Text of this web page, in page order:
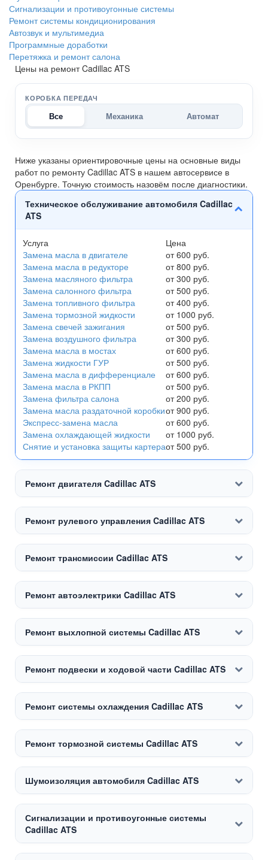
Сигнализации и противоугонные системы
Ремонт системы кондиционирования
Автозвук и мультимедиа
Программные доработки
Перетяжка и ремонт салона
Цены на ремонт Cadillac ATS
КОРОБКА ПЕРЕДАЧ
Все Механика Автомат
Ниже указаны ориентировочные цены на основные виды
работ по ремонту Cadillac ATS в нашем автосервисе в
Оренбурге. Точную стоимость назовём после диагностики.
Техническое обслуживание автомобиля Cadillac
ATS
Услуга
Цена
Замена масла в двигателе
от 600 руб.
Замена масла в редукторе
от 800 руб.
Замена масляного фильтра
от 300 руб.
Замена салонного фильтра
от 500 руб.
Замена топливного фильтра
от 400 руб.
Замена тормозной жидкости
от 1000 руб.
Замена свечей зажигания
от 500 руб.
Замена воздушного фильтра
от 300 руб.
Замена масла в мостах
от 600 руб.
Замена жидкости ГУР
от 500 руб.
Замена масла в дифференциале
от 600 руб.
Замена масла в РКПП
от 500 руб.
Замена фильтра салона
от 200 руб.
Замена масла раздаточной коробкиот 900 руб.
Экспресс-замена масла
от 600 руб.
Замена охлаждающей жидкости
от 1000 руб.
Снятие и установка защиты картераот 500 руб.
Ремонт двигателя Cadillac ATS
Ремонт рулевого управления Cadillac ATS
Ремонт трансмиссии Cadillac ATS
Ремонт автоэлектрики Cadillac ATS
Ремонт выхлопной системы Cadillac ATS
Ремонт подвески и ходовой части Cadillac ATS
Ремонт системы охлаждения Cadillac ATS
Ремонт тормозной системы Cadillac ATS
Шумоизоляция автомобиля Cadillac ATS
Сигнализации и противоугонные системы
Cadillac ATS